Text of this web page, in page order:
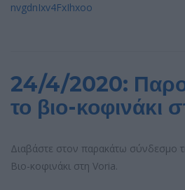
nvgdnIxv4FxIhxoo
24/4/2020:
το βιο-κοφινάκι
Διαβάστε στον παρακάτω σύνδεσμο
Βιο-κοφινάκι στη Voria.